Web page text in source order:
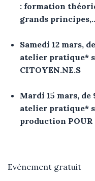
: formation
grands
Samedi 12 mars,
atelier pratique*
CITOYEN.NE.S
Mardi 15 mars,
atelier pratique*
production POUR
Evènement gratuit